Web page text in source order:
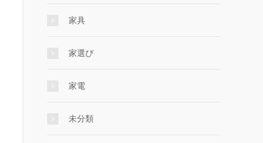
家具
家選び
家電
未分類